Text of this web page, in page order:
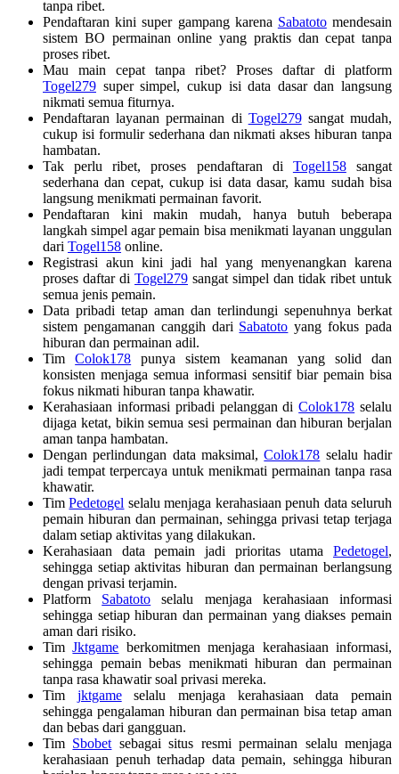
tanpa ribet.
Pendaftaran kini super gampang karena Sabatotomendesain
sistem BO permainan online yang praktis dan cepat tanpa
proses ribet.
Mau main cepat tanpa ribet? Proses daftar di platform
Togel279 super simpel, cukup isi data dasar dan langsung
nikmati semua fiturnya.
Pendaftaran layanan permainan di Togel279sangat mudah,
cukup isi formulir sederhana dan nikmati akses hiburan tanpa
hambatan.
Tak perlu ribet, proses pendaftaran di Togel158sangat
sederhana dan cepat, cukup isi data dasar, kamu sudah bisa
langsung menikmati permainan favorit.
Pendaftaran kini makin mudah, hanya butuh beberapa
langkah simpel agar pemain bisa menikmati layanan unggulan
dari Togel158 online.
Registrasi akun kini jadi hal yang menyenangkan karena
proses daftar di Togel279 sangat simpel dan tidak ribet untuk
semua jenis pemain.
Data pribadi tetap aman dan terlindungi sepenuhnya berkat
sistem pengamanan canggih dari Sabatoto yang fokus pada
hiburan dan permainan adil.
TimColok178 punya sistem keamanan yang solid dan
konsisten menjaga semua informasi sensitif biar pemain bisa
fokus nikmati hiburan tanpa khawatir.
Kerahasiaan informasi pribadi pelanggan diColok178 selalu
dijaga ketat, bikin semua sesi permainan dan hiburan berjalan
aman tanpa hambatan.
Dengan perlindungan data maksimal,Colok178 selalu hadir
jadi tempat terpercaya untuk menikmati permainan tanpa rasa
khawatir.
TimPedetogel selalu menjaga kerahasiaan penuh data seluruh
pemain hiburan dan permainan, sehingga privasi tetap terjaga
dalam setiap aktivitas yang dilakukan.
Kerahasiaan data pemain jadi prioritas utama Pedetogel,
sehingga setiap aktivitas hiburan dan permainan berlangsung
dengan privasi terjamin.
Platform Sabatoto selalu menjaga kerahasiaan informasi
sehingga setiap hiburan dan permainan yang diakses pemain
aman dari risiko.
TimJktgame berkomitmen menjaga kerahasiaan informasi,
sehingga pemain bebas menikmati hiburan dan permainan
tanpa rasa khawatir soal privasi mereka.
Tim jktgameselalu menjaga kerahasiaan data pemain
sehingga pengalaman hiburan dan permainan bisa tetap aman
dan bebas dari gangguan.
Tim Sbobet sebagai situs resmi permainan selalu menjaga
kerahasiaan penuh terhadap data pemain, sehingga hiburan